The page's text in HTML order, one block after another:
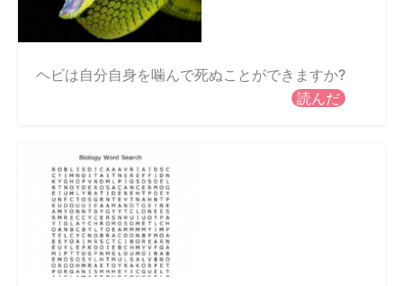
ヘビは自分自身を噛んで死ぬことができますか?
読んだ